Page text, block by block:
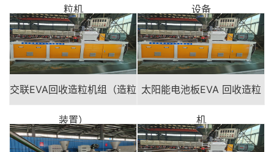
粒机 设备
交联EVA回收造粒机组（造粒
装置）
太阳能电池板EVA 回收造粒
机